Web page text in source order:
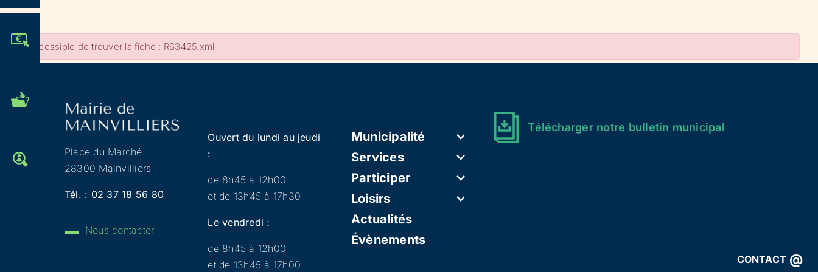
ADMINISTRATIVES
OFFRES D'EMPLOI
CONTACT @
Impossible de trouver la fiche : R63425.xml
Place du Marché
28300 Mainvilliers
Tél. : 02 37 18 56 80
Nous contacter
Ouvert du lundi au jeudi
:
de 8h45 à 12h00
et de 13h45 à 17h30
Le vendredi :
de 8h45 à 12h00
et de 13h45 à 17h00
Municipalité
Services
Participer
Loisirs
Actualités
Évènements
Télécharger notre bulletin municipal